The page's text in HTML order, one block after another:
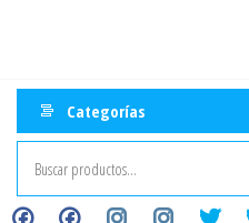
Categorías